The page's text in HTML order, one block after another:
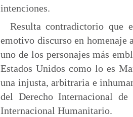
intenciones.
Resulta contradictorio que
emotivo discurso en homenaje
uno de los personajes más
Estados Unidos como lo es
una injusta, arbitraria e
del Derecho Internacional
Internacional Humanitario.